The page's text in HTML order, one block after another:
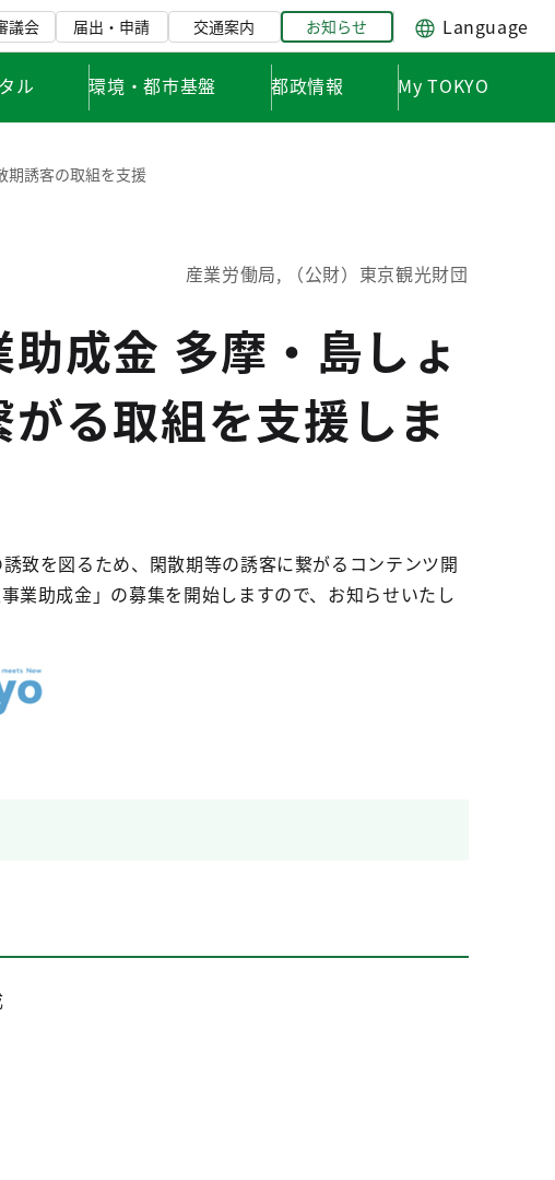
議会 届出・申請 交通案内 お知らせ Language
ル 環境・都市基盤 都政情報 My TOKYO
期誘客の取組を支援
産業労働局, （公財）東京観光財団
成金 多摩・島しょ
る取組を支援しま
致を図るため、閑散期等の誘客に繋がるコンテンツ開
業助成金」の募集を開始しますので、お知らせいたし